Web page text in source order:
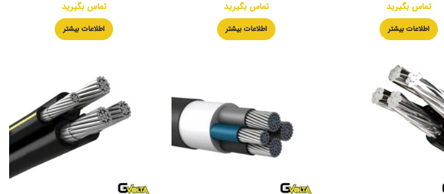
تماس بگیرید
اطلاعات بیشتر
تماس بگیرید
اطلاعات بیشتر
تماس بگیرید
اطلاعات بیشتر